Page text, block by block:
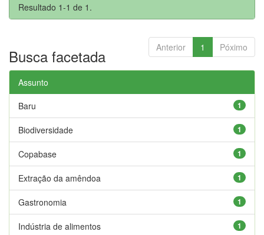
Resultado 1-1 de 1.
Anterior 1 Póximo
Busca facetada
Assunto
1
Baru
1
Biodiversidade
1
Copabase
1
Extração da amêndoa
1
Gastronomia
1
Indústria de alimentos